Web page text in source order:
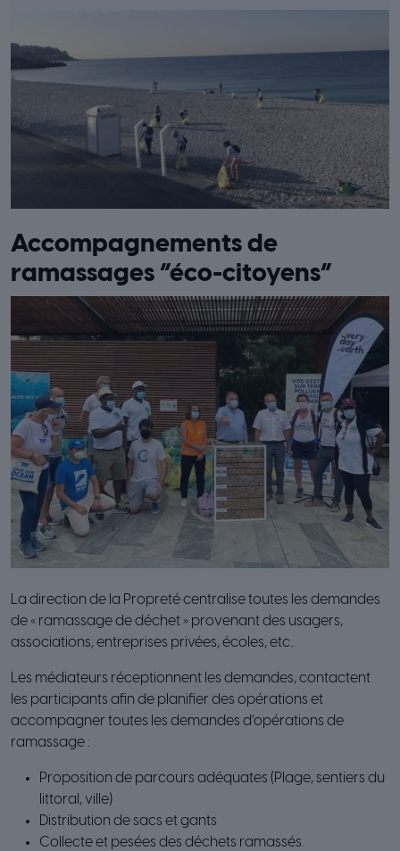
Accompagnements de
ramassages “éco-citoyens”
La direction de la Propreté centralise toutes les demandes
de « ramassage de déchet » provenant des usagers,
associations, entreprises privées, écoles, etc..
Les médiateurs réceptionnent les demandes, contactent
les participants afin de planifier des opérations et
accompagner toutes les demandes d’opérations de
ramassage :
Proposition de parcours adéquates (Plage, sentiers du
littoral, ville)
Distribution de sacs et gants
Collecte et pesées des déchets ramassés.